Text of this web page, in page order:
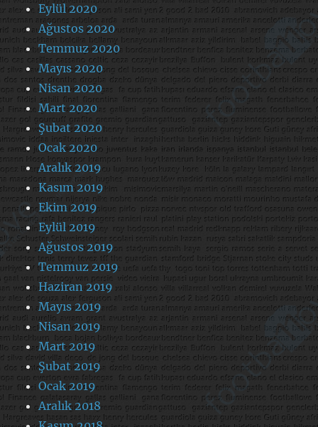
Eylül 2020
Ağustos 2020
Temmuz 2020
Mayıs 2020
Nisan 2020
Mart 2020
Şubat 2020
Ocak 2020
Aralık 2019
Kasım 2019
Ekim 2019
Eylül 2019
Ağustos 2019
Temmuz 2019
Haziran 2019
Mayıs 2019
Nisan 2019
Mart 2019
Şubat 2019
Ocak 2019
Aralık 2018